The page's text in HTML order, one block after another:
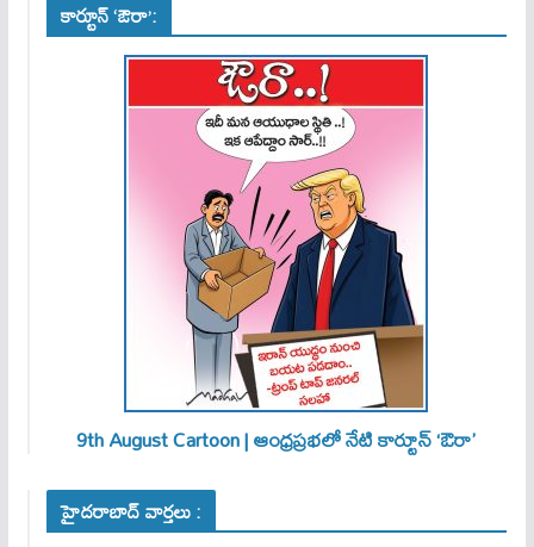
కార్టూన్ ‘ఔరా’:
9th August Cartoon | ఆంధ్రప్రభలో నేటి కార్టూన్ ‘ఔరా’
హైదరాబాద్ వార్తలు :